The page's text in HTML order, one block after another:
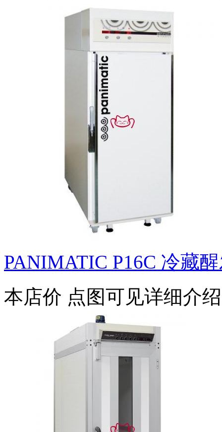
PANIMATIC P16C 冷藏
本店价 点图可见详细介绍